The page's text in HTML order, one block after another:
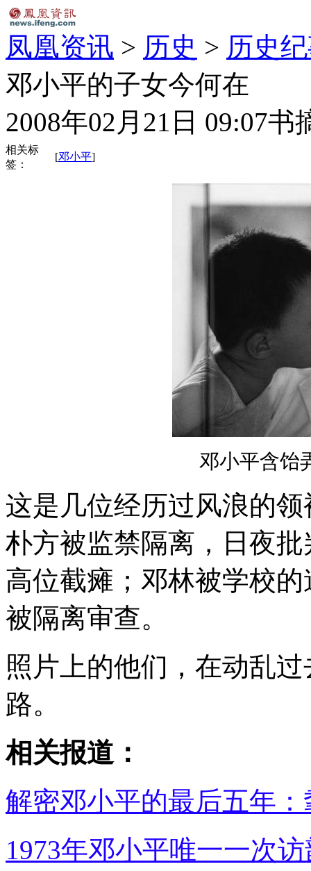
凤凰资讯 > 历史 > 历史
邓小平的子女今何在
2008年02月21日 09:07书
相关标
签：
[邓小平]
邓小平含饴
这是几位经历过风浪的
朴方被监禁隔离，日夜
高位截瘫；邓林被学校
被隔离审查。
照片上的他们，在动乱
路。
相关报道：
解密邓小平的最后五年
1973年邓小平唯一一次